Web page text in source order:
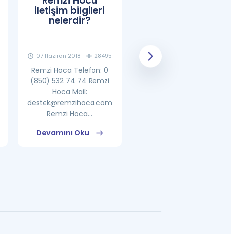
iletişim bilgileri
nelerdir?
07 Haziran 2018 28495
Remzi Hoca Telefon: 0
(850) 532 74 74 Remzi
Hoca Mail:
destek@remzihoca.com
Remzi Hoca...
Devamını Oku
08 Haziran 2018